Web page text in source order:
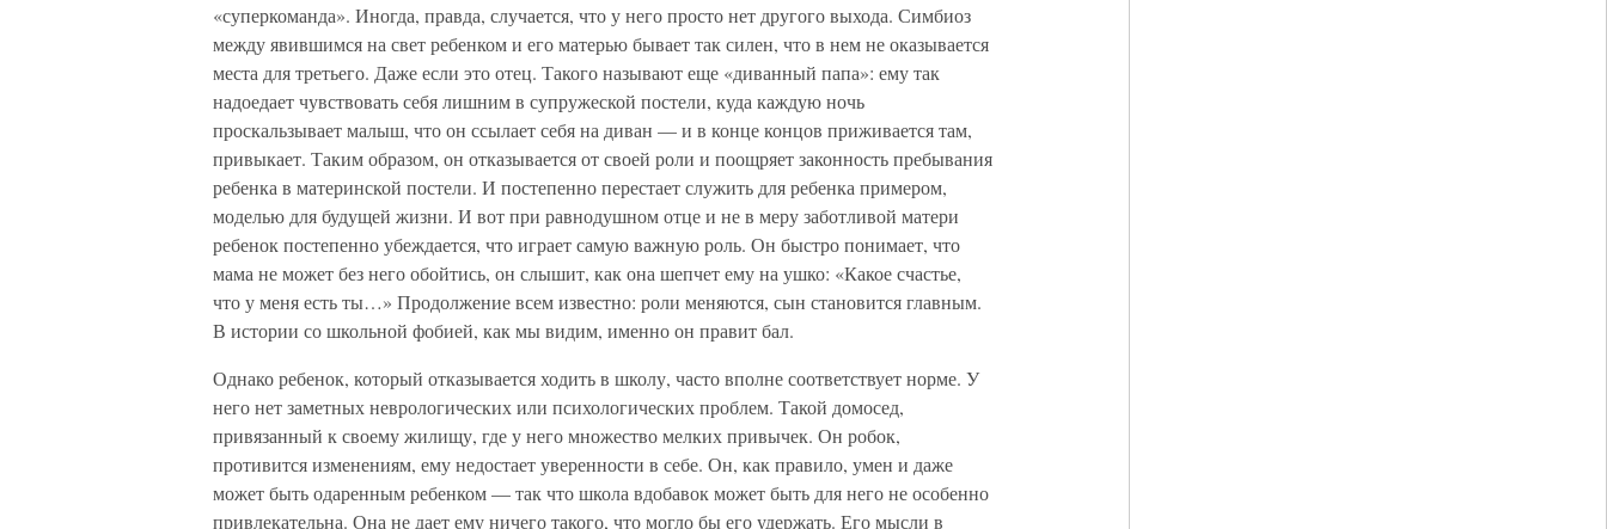
«суперкоманда». Иногда, правда, случается, что у него просто нет другого выхода. Симбиоз
между явившимся на свет ребенком и его матерью бывает так силен, что в нем не оказывается
места для третьего. Даже если это отец. Такого называют еще «диванный папа»: ему так
надоедает чувствовать себя лишним в супружеской постели, куда каждую ночь
проскальзывает малыш, что он ссылает себя на диван — и в конце концов приживается там,
привыкает. Таким образом, он отказывается от своей роли и поощряет законность пребывания
ребенка в материнской постели. И постепенно перестает служить для ребенка примером,
моделью для будущей жизни. И вот при равнодушном отце и не в меру заботливой матери
ребенок постепенно убеждается, что играет самую важную роль. Он быстро понимает, что
мама не может без него обойтись, он слышит, как она шепчет ему на ушко: «Какое счастье,
что у меня есть ты…» Продолжение всем известно: роли меняются, сын становится главным.
В истории со школьной фобией, как мы видим, именно он правит бал.
Однако ребенок, который отказывается ходить в школу, часто вполне соответствует норме. У
него нет заметных неврологических или психологических проблем. Такой домосед,
привязанный к своему жилищу, где у него множество мелких привычек. Он робок,
противится изменениям, ему недостает уверенности в себе. Он, как правило, умен и даже
может быть одаренным ребенком — так что школа вдобавок может быть для него не особенно
привлекательна. Она не дает ему ничего такого, что могло бы его удержать. Его мысли в